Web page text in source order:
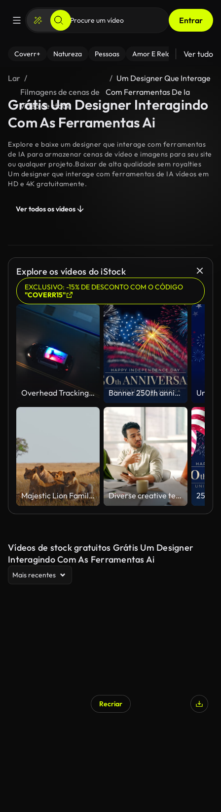
Entrar
Coverr+ Natureza Pessoas Amor E Relacionamentos
Ver tudo
Lar
Filmagens de cenas de
vídeo de stock
Um Designer Que Interage
Com Ferramentas De Ia
Grátis Um Designer Interagindo
Com As Ferramentas Ai
Explore e baixe um designer que interage com ferramentas
de IA para armazenar cenas de vídeo e imagens para seu site
ou qualquer projeto.Baixar de alta qualidade sem royalties
Um designer que interage com ferramentas de IA vídeos em
HD e 4K gratuitamente.
Ver todos os vídeos
Explore os vídeos do iStock
EXCLUSIVO: -15% DE DESCONTO COM O CÓDIGO
"COVERR15"
Overhead Tracking Drone Shot of a Police Car Driving on a City Street with Lights On at Night Banner 250th anniversary of the USA. 250 years of independence. 4th of july 2026 usa independence day, video greeting card. US flag fireworks on blue sky background. Fourth of july. 4k seamless loop
Majestic Lion Family Relaxing in Natural Habitat Under Soft Light Diverse creative team collaborating on a marketing strategy in an office meeting
Vídeos de stock gratuitos Grátis Um Designer
Interagindo Com As Ferramentas Ai
Mais recentes
Recriar